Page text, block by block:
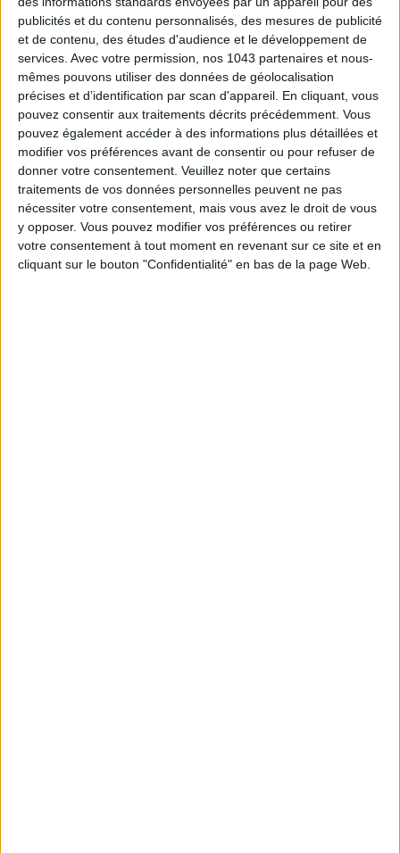
publicités et du contenu personnalisés, des mesures de publicité
et de contenu, des études d'audience et le développement de
services. Avec votre permission, nos 1043 partenaires et nous-
mêmes pouvons utiliser des données de géolocalisation
précises et d’identification par scan d'appareil. En cliquant, vous
pouvez consentir aux traitements décrits précédemment. Vous
pouvez également accéder à des informations plus détaillées et
modifier vos préférences avant de consentir ou pour refuser de
donner votre consentement. Veuillez noter que certains
traitements de vos données personnelles peuvent ne pas
nécessiter votre consentement, mais vous avez le droit de vous
y opposer. Vous pouvez modifier vos préférences ou retirer
votre consentement à tout moment en revenant sur ce site et en
cliquant sur le bouton "Confidentialité" en bas de la page Web.
Ça dépend. À ce moment précis de ma vie, quitte à retourner
sur scène, je préférerais chanter. Être moi-même, plutôt que
de jouer quelqu’un d’autre. J’ai eu beaucoup de propositions de
théâtre aprèsAnna Karénine. Mon père vient du théâtre, ce
qui explique peut-être que je sois beaucoup plus “picky”. Je
voudrais faire ressortir un côté beaucoup plus animal.
Les filles du soleil, en salles le 21 novembre.
Découvrez aussil’interview sans tabou d’Anne-Sophie
Girardetl’interview super maman d’Audrey Lamy .